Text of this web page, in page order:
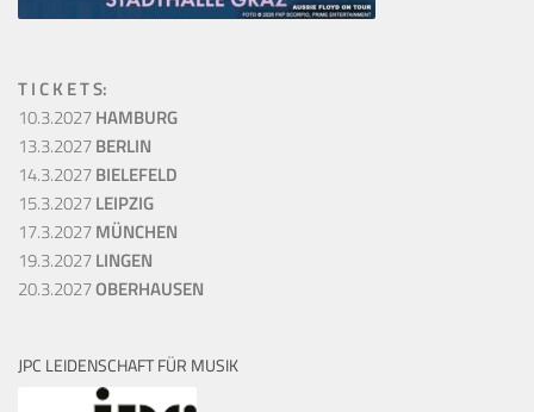
T I C K E T S:
10.3.2027HAMBURG
13.3.2027BERLIN
14.3.2027BIELEFELD
15.3.2027LEIPZIG
17.3.2027MÜNCHEN
19.3.2027LINGEN
20.3.2027OBERHAUSEN
JPC LEIDENSCHAFT FÜR MUSIK